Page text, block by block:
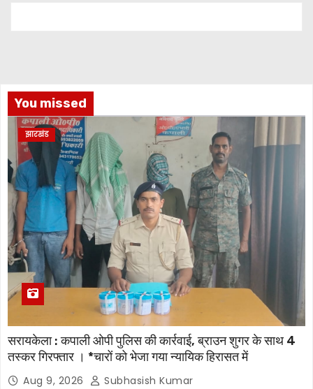
You missed
झारखंड
सरायकेला : कपाली ओपी पुलिस की कार्रवाई, ब्राउन शुगर के साथ 4
तस्कर गिरफ्तार । *चारों को भेजा गया न्यायिक हिरासत में
Aug 9, 2026 Subhasish Kumar